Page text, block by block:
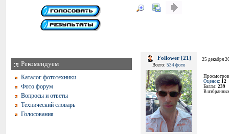
Рекомендуем
Каталог фототехники
Фото форум
Вопросы и ответы
Технический словарь
Голосования
Follower [21]
Всего: 534 фото
25 декабря
Оценок: 12
Баллы: 239
В